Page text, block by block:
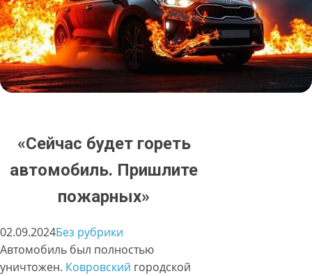
«Сейчас будет гореть
автомобиль. Пришлите
пожарных»
02.09.2024Без рубрики
Автомобиль был полностью
уничтожен. Ковровский городской